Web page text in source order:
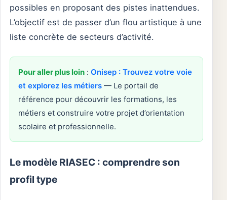
possibles en proposant des pistes inattendues.
L’objectif est de passer d’un flou artistique à une
liste concrète de secteurs d’activité.
Pour aller plus loin : Onisep : Trouvez votre voie
et explorez les métiers — Le portail de
référence pour découvrir les formations, les
métiers et construire votre projet d’orientation
scolaire et professionnelle.
Le modèle RIASEC : comprendre son
profil type